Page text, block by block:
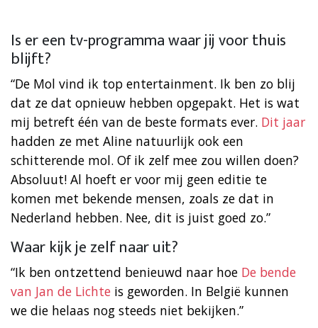
Is er een tv-programma waar jij voor thuis
blijft?
“De Mol vind ik top entertainment. Ik ben zo blij
dat ze dat opnieuw hebben opgepakt. Het is wat
mij betreft één van de beste formats ever. Dit jaar
hadden ze met Aline natuurlijk ook een
schitterende mol. Of ik zelf mee zou willen doen?
Absoluut! Al hoeft er voor mij geen editie te
komen met bekende mensen, zoals ze dat in
Nederland hebben. Nee, dit is juist goed zo.”
Waar kijk je zelf naar uit?
“Ik ben ontzettend benieuwd naar hoe De bende
van Jan de Lichte is geworden. In België kunnen
we die helaas nog steeds niet bekijken.”